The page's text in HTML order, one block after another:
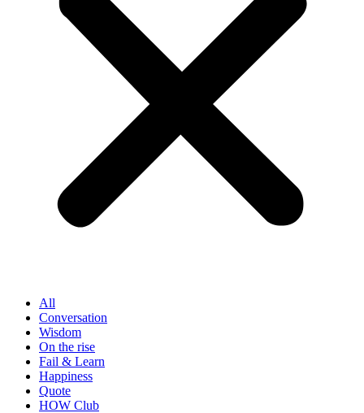
All
Conversation
Wisdom
On the rise
Fail & Learn
Happiness
Quote
HOW Club